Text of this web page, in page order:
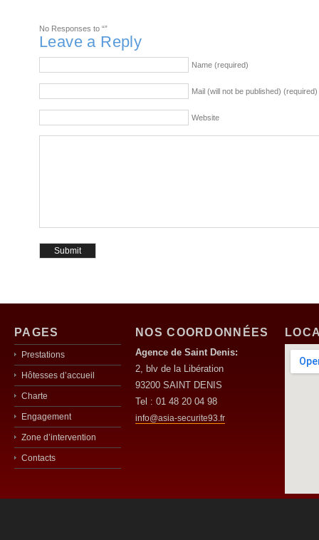
No Responses to “”
Leave a Reply
Name (required)
Mail (will not be published) (required)
Website
PAGES
Prestations
Hôtesses d’accueil
Charte
Engagement
Zone d’intervention
Contacts
NOS COORDONNÉES
Agence de Saint Denis:
2, blv de la Libération
93200 SAINT DENIS
Tel : 01 48 20 04 98
info@asia-securite93.fr